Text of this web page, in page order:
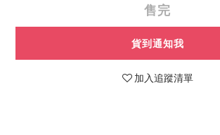
售完
貨到通知我
加入追蹤清單